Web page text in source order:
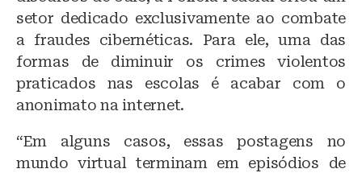
setor dedicado exclusivamente ao combate
a fraudes cibernéticas. Para ele, uma das
formas de diminuir os crimes violentos
praticados nas escolas é acabar com o
anonimato na internet.
“Em alguns casos, essas postagens no
mundo virtual terminam em episódios de